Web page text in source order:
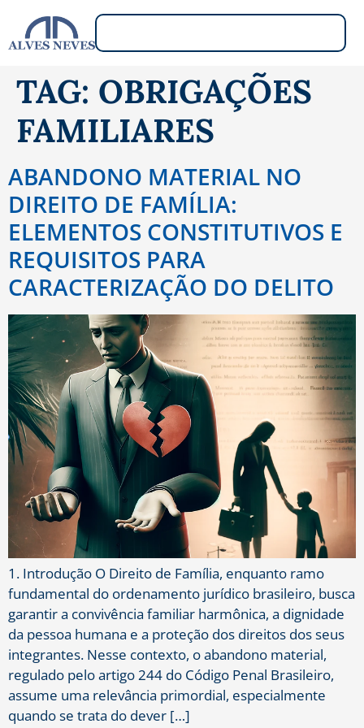
TAG: OBRIGAÇÕES
FAMILIARES
ABANDONO MATERIAL NO
DIREITO DE FAMÍLIA:
ELEMENTOS CONSTITUTIVOS E
REQUISITOS PARA
CARACTERIZAÇÃO DO DELITO
1. Introdução O Direito de Família, enquanto ramo
fundamental do ordenamento jurídico brasileiro, busca
garantir a convivência familiar harmônica, a dignidade
da pessoa humana e a proteção dos direitos dos seus
integrantes. Nesse contexto, o abandono material,
regulado pelo artigo 244 do Código Penal Brasileiro,
assume uma relevância primordial, especialmente
quando se trata do dever […]